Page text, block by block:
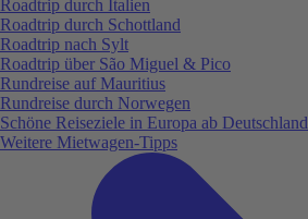
Roadtrip durch Italien
Roadtrip durch Schottland
Roadtrip nach Sylt
Roadtrip über São Miguel & Pico
Rundreise auf Mauritius
Rundreise durch Norwegen
Schöne Reiseziele in Europa ab Deutschland
Weitere Mietwagen-Tipps